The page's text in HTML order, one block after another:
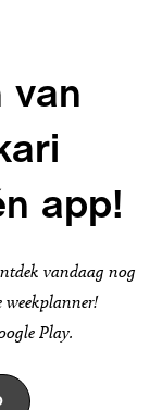
van
app!
vandaag nog
weekplanner!
Play.